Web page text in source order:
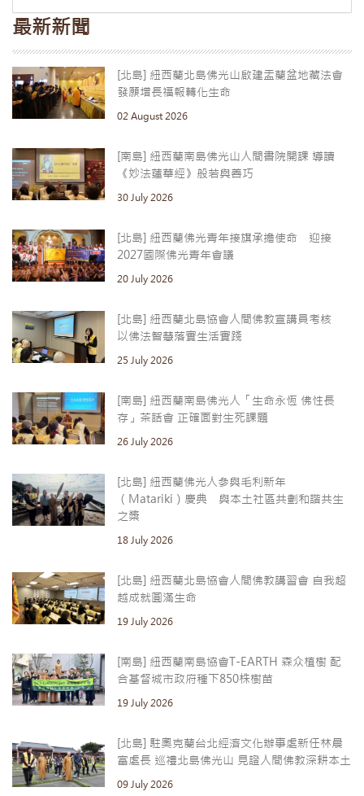
最新新聞
[北島] 紐西蘭北島佛光山啟建盂蘭盆地藏法會
發願增長福報轉化生命
02 August 2026
[南島] 紐西蘭南島佛光山人間書院開課 導讀
《妙法蓮華經》般若與善巧
30 July 2026
[北島] 紐西蘭佛光青年接旗承擔使命 迎接
2027國際佛光青年會議
20 July 2026
[北島] 紐西蘭北島協會人間佛教宣講員考核
以佛法智慧落實生活實踐
25 July 2026
[南島] 紐西蘭南島佛光人「生命永恆 佛性長
存」茶話會 正確面對生死課題
26 July 2026
[北島] 紐西蘭佛光人參與毛利新年
（Matariki）慶典 與本土社區共劃和諧共生
之槳
18 July 2026
[北島] 紐西蘭北島協會人間佛教講習會 自我超
越成就圓滿生命
19 July 2026
[南島] 紐西蘭南島協會T-EARTH 森众植樹 配
合基督城市政府種下850株樹苗
19 July 2026
[北島] 駐奧克蘭台北經濟文化辦事處新任林晨
富處長 巡禮北島佛光山 見證人間佛教深耕本土
09 July 2026